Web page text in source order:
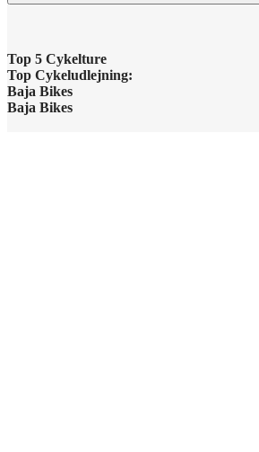
Top 5 Cykelture
Barcelona Højdepunkter
Berlin Højdepunkter
Top Cykeludlejning:
Barcelona Cykeludlejning
Baja Bikes
Baja Bikes